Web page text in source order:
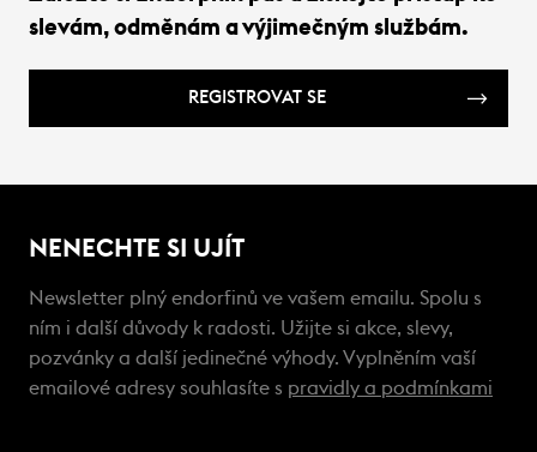
slevám, odměnám a výjimečným službám.
REGISTROVAT SE
NENECHTE SI UJÍT
Newsletter plný endorfinů ve vašem emailu. Spolu s
ním i další důvody k radosti. Užijte si akce, slevy,
pozvánky a další jedinečné výhody. Vyplněním vaší
emailové adresy souhlasíte s pravidly a podmínkami